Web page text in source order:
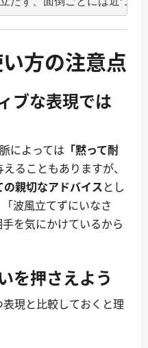
方の注意点
ブな表現では
によっては 「黙って耐
えることもありますが、
親切なアドバイスとし
波風立てずにいなさ
を気にかけているから
を押さえよう
現と比較しておくと理